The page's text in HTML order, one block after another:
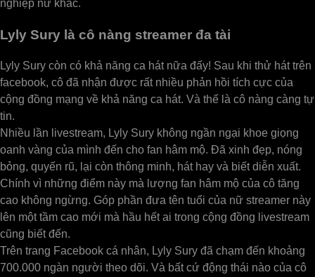
nghiệp nữ khác.
Lyly Sury là cô nàng streamer đa tài
Lyly Sury còn có khả năng ca hát nữa đấy! Sau khi thử hát trên
facebook, cô đã nhận được rất nhiều phản hồi tích cực của
cộng đồng mạng về khả năng ca hát. Và thế là cô nàng càng tự
tin.
Nhiều lần livestream, Lyly Sury không ngần ngại khoe giọng
oanh vàng của mình đến cho fan hâm mộ. Đã xinh đẹp, nóng
bỏng, quyến rũ, lại còn thông minh, hát hay và biết diễn xuất.
Chính vì những điểm này mà lượng fan hâm mộ của cô tăng
cao không ngừng. Góp phần đưa tên tuổi của nữ streamer này
lên một tầm cao mới mà hầu hết ai trong cộng đồng livestream
cũng biết đến.
Trên trang Facebook cá nhân, Lyly Sury đã chạm đến khoảng
700.000 ngàn người theo dõi. Và bất cứ động thái nào của cô